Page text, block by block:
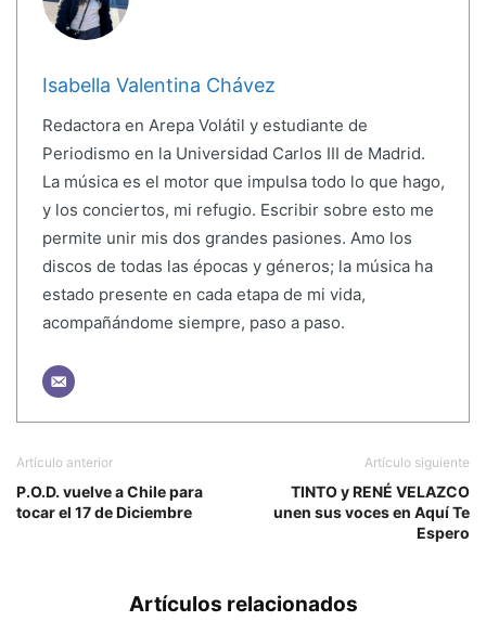
Isabella Valentina Chávez
Redactora en Arepa Volátil y estudiante de
Periodismo en la Universidad Carlos III de Madrid.
La música es el motor que impulsa todo lo que hago,
y los conciertos, mi refugio. Escribir sobre esto me
permite unir mis dos grandes pasiones. Amo los
discos de todas las épocas y géneros; la música ha
estado presente en cada etapa de mi vida,
acompañándome siempre, paso a paso.
Artículo anterior
P.O.D. vuelve a Chile para
tocar el 17 de Diciembre
Artículo siguiente
TINTO y RENÉ VELAZCO
unen sus voces en Aquí Te
Espero
Artículos relacionados